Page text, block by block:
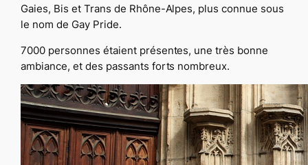
Gaies, Bis et Trans de Rhône-Alpes, plus connue sous
le nom de Gay Pride.
7000 personnes étaient présentes, une très bonne
ambiance, et des passants forts nombreux.